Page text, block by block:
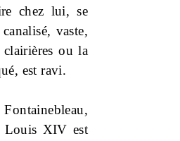
chez lui, se
vaste,
ou la
est ravi.
Louis XIV est